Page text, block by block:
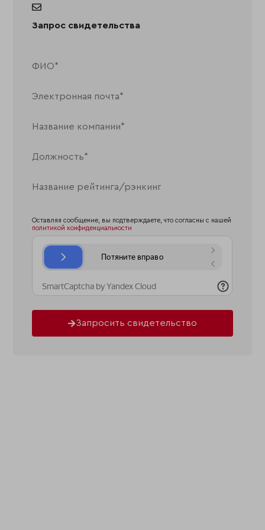
Запрос свидетельства
Оставляя сообщение, вы подтверждаете, что согласны с нашей
политикой конфиденциальности
Запросить свидетельство